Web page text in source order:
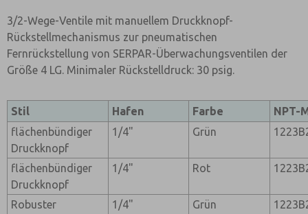
3/2-Wege-Ventile mit manuellem Druckknopf-
Rückstellmechanismus zur pneumatischen
Fernrückstellung von SERPAR-Überwachungsventilen der
Größe 4 LG. Minimaler Rückstelldruck: 30 psig.
Stil Hafen Farbe
NPT-
flächenbündiger
Druckknopf
1/4" Grün
flächenbündiger
Druckknopf
1/4" Rot
Robuster
1/4" Grün